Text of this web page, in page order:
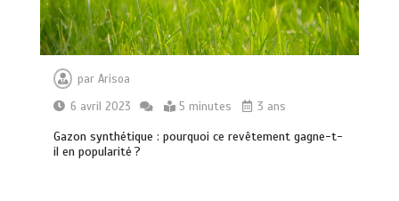
parArisoa
6 avril 2023
5 minutes 3 ans
Gazon synthétique : pourquoi ce revêtement gagne-t-
il en popularité ?